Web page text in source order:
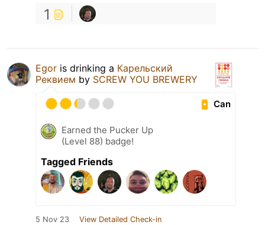
1
Egor is drinking a Карельский
Реквием by SCREW YOU BREWERY
Can
Earned the Pucker Up
(Level 88) badge!
Tagged Friends
5 Nov 23 View Detailed Check-in